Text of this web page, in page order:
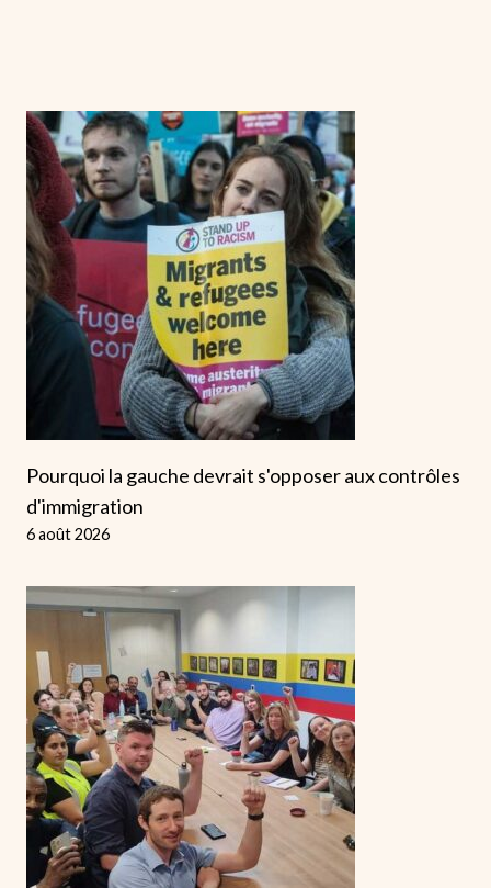
Pourquoi la gauche devrait s'opposer aux contrôles
d'immigration
6 août 2026